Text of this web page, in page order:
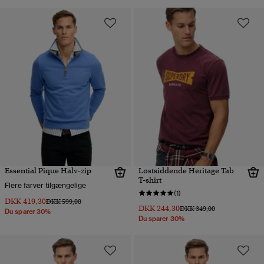
Essential Pique Halv-zip
Flere farver tilgængelige
DKK 419,30Pris nedsat fra
DKK 599,00til
Du sparer 30%
Løstsiddende Heritage Tab
T-shirt
(1)
DKK 244,30Pris nedsat fra
DKK 349,00til
Du sparer 30%